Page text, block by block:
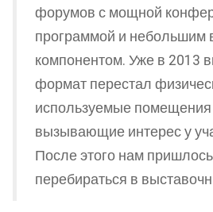
форумов с мощной
программой и небольшим
компонентом. Уже в 2013
формат перестал
используемые помещения
вызывающие интерес у
После этого нам
перебираться в